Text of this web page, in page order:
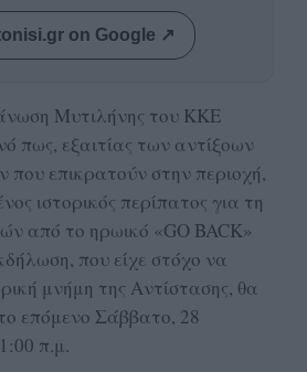
on Google ↗
Μυτιλήνης του ΚΚΕ
πως, εξαιτίας των αντίξοων
που επικρατούν στην περιοχή,
ιστορικός περίπατος για τη
από το ηρωικό «GO BACK»
που είχε στόχο να
μνήμη της Αντίστασης, θα
επόμενο Σάββατο, 28
π.μ.